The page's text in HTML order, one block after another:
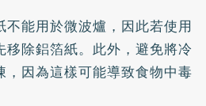
不能用於微波爐，因此若使用
移除鋁箔紙。此外，避免將冷
，因為這樣可能導致食物中毒